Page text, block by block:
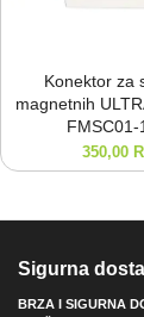
Konektor za
magnetnih
FMSC01-⁠
350,00
Sigurna
BRZA I SIGURNA